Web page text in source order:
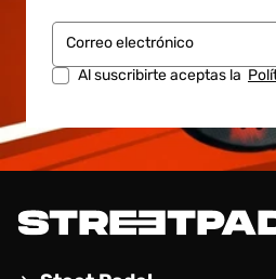
Correo electrónico
Al suscribirte aceptas la